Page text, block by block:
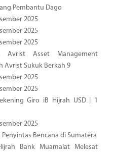
Pembantu Dago
2025
2025
2025
Avrist Asset Management
Avrist Sukuk Berkah 9
2025
2025
Giro iB Hijrah USD | 1
2025
Bencana di Sumatera
Bank Muamalat Melesat